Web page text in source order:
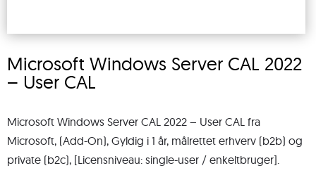
Microsoft Windows Server CAL 2022
– User CAL
Microsoft Windows Server CAL 2022 – User CAL fra
Microsoft, (Add-On), Gyldig i 1 år, målrettet erhverv (b2b) og
private (b2c), [Licensniveau: single-user / enkeltbruger].